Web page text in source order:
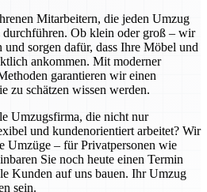
Mitarbeitern, die jeden Umzug
Ob klein oder groß – wir
und sorgen dafür, dass Ihre Möbel und
ankommen. Mit moderner
garantieren wir einen
zu schätzen wissen werden.
Umzugsfirma, die nicht nur
und kundenorientiert arbeitet? Wir
Umzüge – für Privatpersonen wie
Sie noch heute einen Termin
Kunden auf uns bauen. Ihr Umzug
sein.